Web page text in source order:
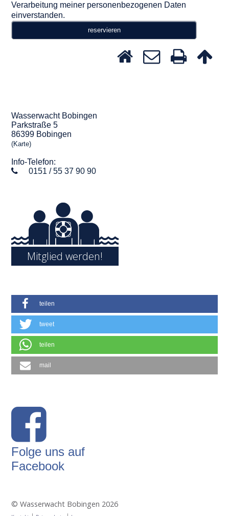
Verarbeitung meiner personenbezogenen Daten
einverstanden.
Wasserwacht Bobingen
Parkstraße 5
86399 Bobingen
(Karte)
Info-Telefon:
0151 / 55 37 90 90
Mitglied werden!
teilen
tweet
teilen
mail
Folge uns auf
Facebook
© Wasserwacht Bobingen 2026